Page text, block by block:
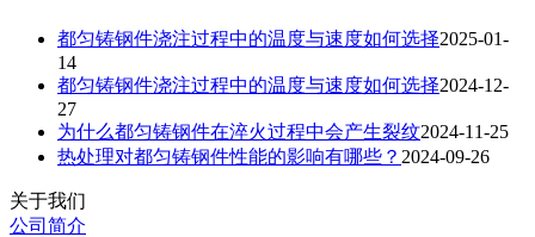
都匀铸钢件浇注过程中的温度与速度如何选择2025-01-
14
都匀铸钢件浇注过程中的温度与速度如何选择2024-12-
27
为什么都匀铸钢件在淬火过程中会产生裂纹2024-11-25
热处理对都匀铸钢件性能的影响有哪些？ 2024-09-26
关于我们
公司简介